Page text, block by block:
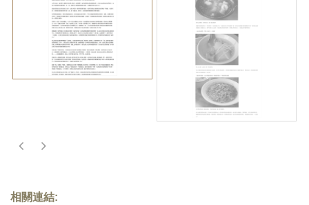
相關連結: